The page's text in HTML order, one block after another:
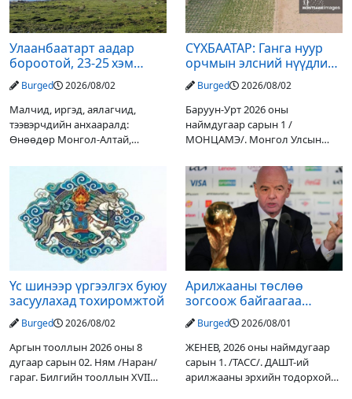
Улаанбаатарт аадар
бороотой, 23-25 хэм
дулаан байна
Burged 2026/08/02
Малчид, иргэд, аялагчид,
тээвэрчдийн анхааралд:
Өнөөдөр Монгол-Алтай,
уулархаг нутгаар бороо, дуу
цахилгаантай аадар бороо
орох тул голуудын усны
түвшин нэмэгдэх, нөөлөг
СҮХБААТАР: Ганга нуур
орчмын элсний нүүдлийг
зогсоох туршилтын ажил
үр дүнгээ өгч эхэлжээ
Burged 2026/08/02
Баруун-Урт 2026 оны
наймдугаар сарын 1 /
МОНЦАМЭ/. Монгол Улсын
Дарьгангын Ганга нуурыг
сэргээн, хамгаалах төслийг
улсын төсвийн хөрөнгө
оруулалтаар хийж буй.
Төслийн
Үс шинээр үргээлгэх буюу
засуулахад тохиромжтой
Burged 2026/08/02
Аргын тооллын 2026 оны 8
дугаар сарын 02. Ням /Наран/
гараг. Билгийн тооллын XVII
Арилжааны төслөө
зогсоож байгаагаа
Ж.Инфантино мэдэгдэв
Burged 2026/08/01
ЖЕНЕВ, 2026 оны наймдугаар
сарын 1. /ТАСС/. ДАШТ-ий
арилжааны эрхийн тодорхой